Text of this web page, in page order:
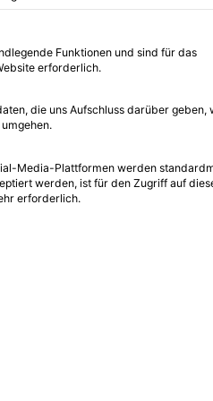
für die eine Einwilligung erteilt
Funktionen und sind für das
erforderlich.
die uns Aufschluss darüber geben,
Media-Plattformen werden
werden, ist für den Zugriff auf
erforderlich.